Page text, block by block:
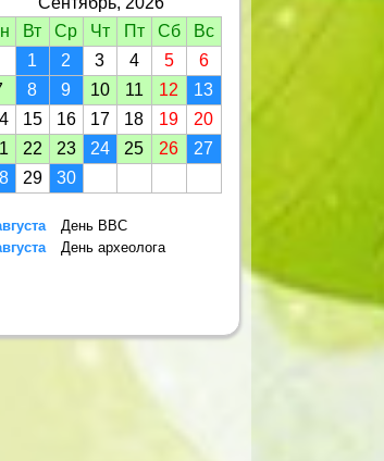
Вт Ср Чт Пт Сб
Вс
1
2 3 4 5
6
8 9 10 11 12
13
15 16 17 18 19
20
22 23 24 25 26
27
29 30
День ВВС
День археолога